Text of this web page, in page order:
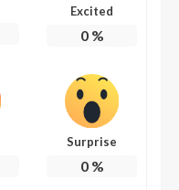
Excited
0%
Surprise
0%